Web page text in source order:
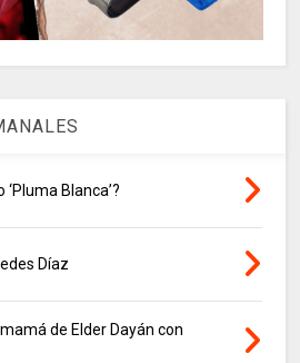
Blanca’?
Díaz
de Elder Dayán con